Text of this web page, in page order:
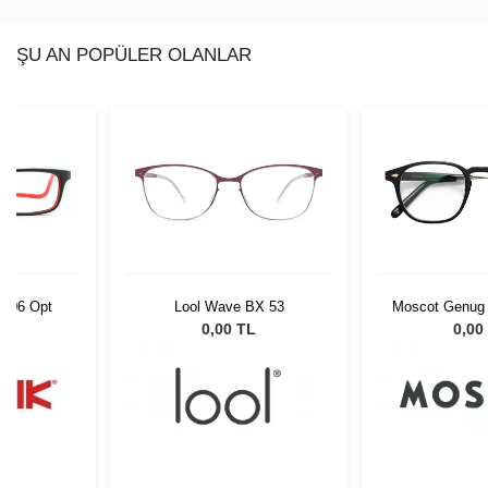
ŞU AN POPÜLER OLANLAR
Opt Lool Wave BX 53
0,00 TL
Moscot
Gold 50
0,00